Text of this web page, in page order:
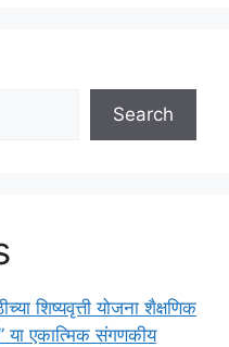
Search
शिष्यवृत्ती योजना शैक्षणिक
या एकात्मिक संगणकीय